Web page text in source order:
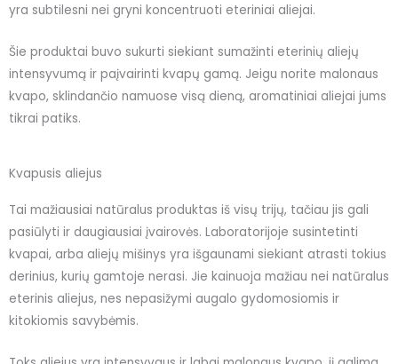
yra subtilesni nei gryni koncentruoti eteriniai aliejai.
Šie produktai buvo sukurti siekiant sumažinti eterinių aliejų
intensyvumą ir paįvairinti kvapų gamą. Jeigu norite malonaus
kvapo, sklindančio namuose visą dieną, aromatiniai aliejai jums
tikrai patiks.
Kvapusis aliejus
Tai mažiausiai natūralus produktas iš visų trijų, tačiau jis gali
pasiūlyti ir daugiausiai įvairovės. Laboratorijoje susintetinti
kvapai, arba aliejų mišinys yra išgaunami siekiant atrasti tokius
derinius, kurių gamtoje nerasi. Jie kainuoja mažiau nei natūralus
eterinis aliejus, nes nepasižymi augalo gydomosiomis ir
kitokiomis savybėmis.